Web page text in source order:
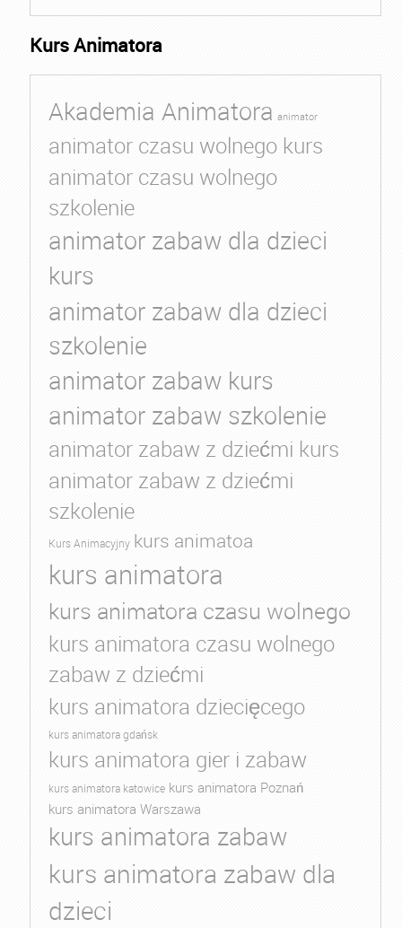
Kurs Animatora
Akademia Animatora animator
animator czasu wolnego kurs
animator czasu wolnego
szkolenie
animator zabaw dla dzieci
kurs
animator zabaw dla dzieci
szkolenie
animator zabaw kurs
animator zabaw szkolenie
animator zabaw z dziećmi kurs
animator zabaw z dziećmi
szkolenie
Kurs Animacyjny kurs animatoa
kurs animatora
kurs animatora czasu wolnego
kurs animatora czasu wolnego
zabaw z dziećmi
kurs animatora dziecięcego
kurs animatora gdańsk
kurs animatora gier i zabaw
kurs animatora katowice kurs animatora Poznań
kurs animatora Warszawa
kurs animatora zabaw
kurs animatora zabaw dla
dzieci